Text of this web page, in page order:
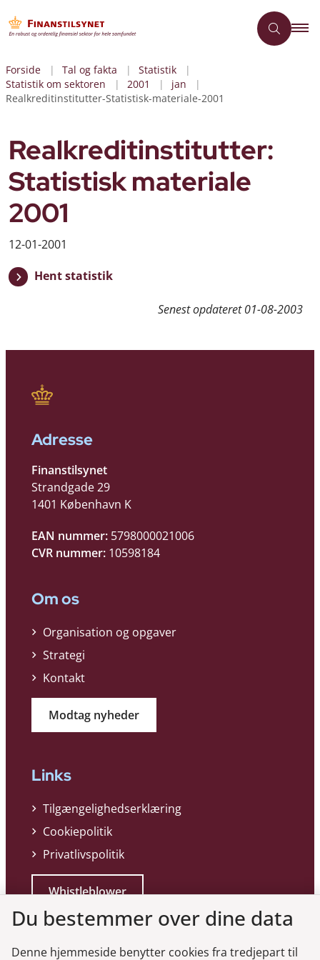
Forside Tal og fakta
Statistik
Statistik om sektoren
2001
jan
Realkreditinstitutter-Statistisk-materiale-2001
Realkreditinstitutter:
Statistisk materiale
2001
12-01-2001
Hent statistik
Senest opdateret01-08-2003
Adresse
Finanstilsynet
Strandgade 29
1401 København K
EAN nummer: 5798000021006
CVR nummer: 10598184
Om os
Organisation og opgaver
Strategi
Kontakt
Modtag nyheder
Links
Tilgængelighedserklæring
Cookiepolitik
Privatlivspolitik
Whistleblower
Du bestemmer over dine data
Denne hjemmeside benytter cookies fra tredjepart til